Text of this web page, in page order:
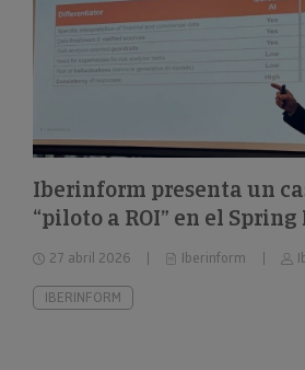
Iberinform presenta un
“piloto a ROI” en el
FEBIS
27 abril 2026 Iberinform
IBERINFORM